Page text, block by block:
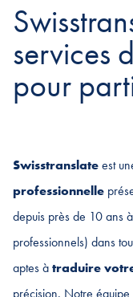
services
pour
Swisstranslateest
professionnelle
depuis près de 10 ans
professionnels) dans
aptes àtraduire
précision. Notre